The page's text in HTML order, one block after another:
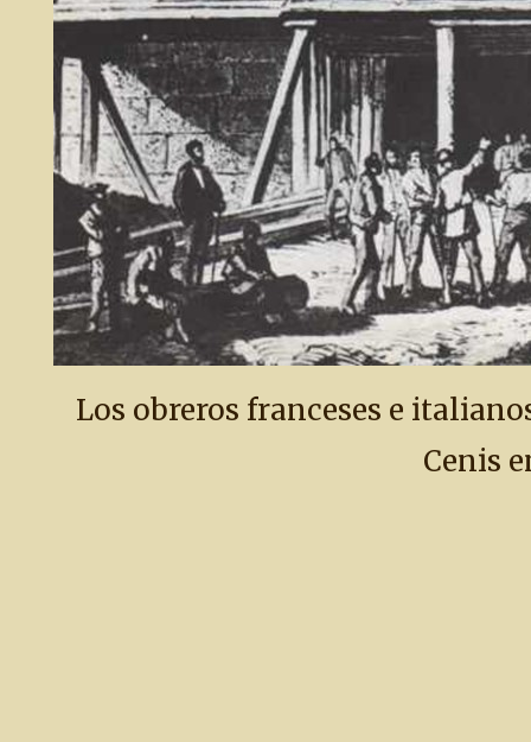
Los obreros franceses e
Cenis